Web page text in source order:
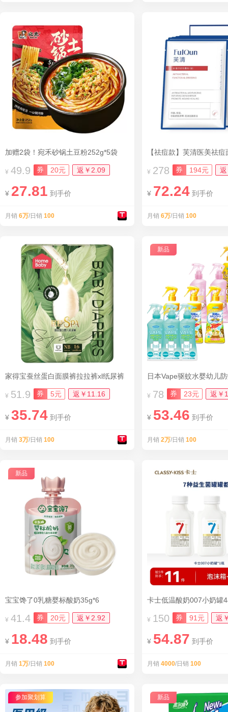
加赠2袋！宛禾砂锅土豆粉252g*5袋
¥ 49.9 券 20元 返￥2.09
¥ 27.81 到手价
月销 6万/日销 100
【祛痘款】芙清医美祛
¥ 278 券 194元
¥ 72.24 到手价
月销 6万/日销 100
家得宝蚕丝蛋白面膜裤拉拉裤xl纸尿裤
¥ 51.9 券 5元 返￥11.16
¥ 35.74 到手价
月销 3万/日销 100
新品
¥ 78 券 23元 返￥
¥ 53.46 到手价
月销 2万/日销 100
新品
宝宝馋了0乳糖婴标酸奶35g*6
¥ 41.4 券 20元 返￥2.92
¥ 18.48 到手价
月销 1万/日销 100
卡士低温酸奶007小奶罐
¥ 150 券 91元 返
¥ 54.87 到手价
月销 4000/日销 100
参加聚划算 新品